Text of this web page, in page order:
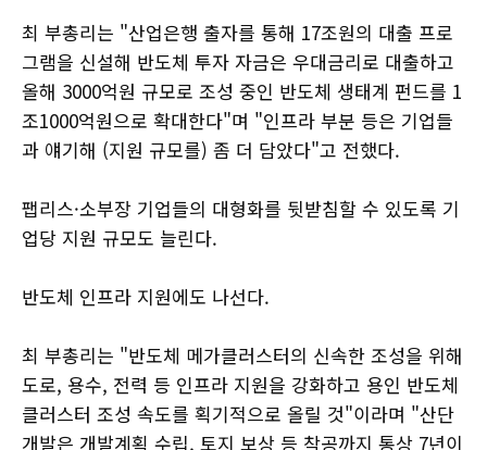
최 부총리는 "산업은행 출자를 통해 17조원의 대출 프로
그램을 신설해 반도체 투자 자금은 우대금리로 대출하고
올해 3000억원 규모로 조성 중인 반도체 생태계 펀드를 1
조1000억원으로 확대한다"며 "인프라 부분 등은 기업들
과 얘기해 (지원 규모를) 좀 더 담았다"고 전했다.
팹리스·소부장 기업들의 대형화를 뒷받침할 수 있도록 기
업당 지원 규모도 늘린다.
반도체 인프라 지원에도 나선다.
최 부총리는 "반도체 메가클러스터의 신속한 조성을 위해
도로, 용수, 전력 등 인프라 지원을 강화하고 용인 반도체
클러스터 조성 속도를 획기적으로 올릴 것"이라며 "산단
개발은 개발계획 수립, 토지 보상 등 착공까지 통상 7년이